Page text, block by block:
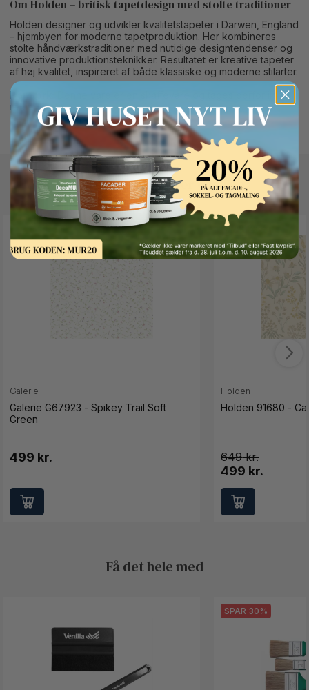
Om Holden – britisk tapetdesign med stolte traditioner
Holden designer og udvikler kvalitetstapeter i Darwen, England
– hjembyen for moderne tapetproduktion. Her kombineres
stolte håndværkstraditioner med nutidige designtendenser og
innovative produktionsteknikker. Resultatet er kreative tapeter
af høj kvalitet, inspireret af både klassiske og moderne stilarter.
Bemærk:
Denne vare er en skaffevare og tages derfor ikke
retur.
Andre kunder kigger også på
Galerie
Galerie G67923 - Spikey Trail Soft
Green
499 kr.
SPAR 23%
Holden
Holden 91680 -
649
499 kr.
Få det hele med
SPAR 30%
Button Text